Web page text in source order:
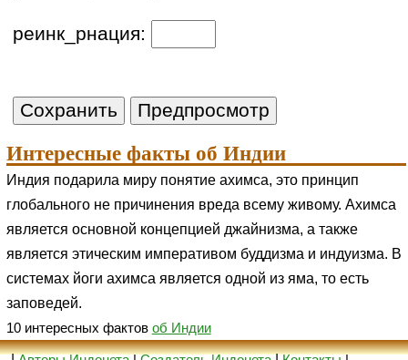
реинк_рнация:
Интересные факты об Индии
Индия подарила миру понятие ахимса, это принцип
глобального не причинения вреда всему живому. Ахимса
является основной концепцией джайнизма, а также
является этическим императивом буддизма и индуизма. В
системах йоги ахимса является одной из яма, то есть
заповедей.
10 интересных фактов об Индии